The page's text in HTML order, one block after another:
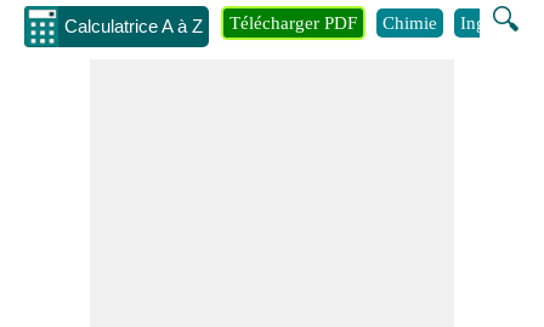
Calculatrice A à Z 🔍
Télécharger PDF Chimie Ingénierie